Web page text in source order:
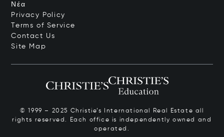
Νέα
Privacy Policy
Terms of Service
Contact Us
Site Map
© 1999 – 2025 Christie’s International Real Estate all
rights reserved. Each office is independently owned and
operated.